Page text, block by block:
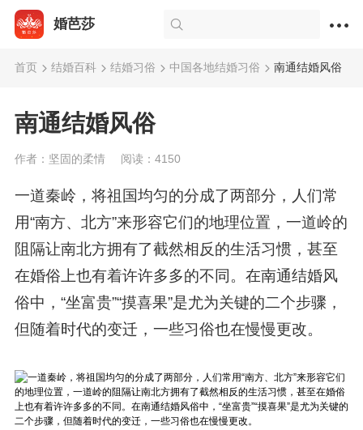
婚芭莎
首页 结婚百科 结婚习俗 中国各地结婚习俗 南通结婚风俗
南通结婚风俗
作者：坚固的柔情 阅读：4150
一道秦岭，将祖国均匀的分成了两部分，人们常
用“南方、北方”来形容它们的地理位置，一道岭的
阻隔让南北方拥有了截然相反的生活习惯，甚至
在婚俗上也有着许许多多的不同。在南通结婚风
俗中，“坐富贵”“摸喜果”是尤为关键的二个步骤，
但随着时代的变迁，一些习俗也在慢慢更改。